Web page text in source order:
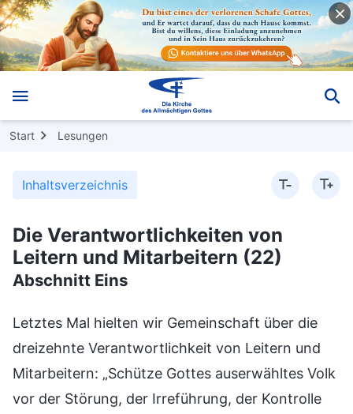
Start Lesungen
Inhaltsverzeichnis
Die Verantwortlichkeiten von
Leitern und Mitarbeitern (22)
Abschnitt Eins
Letztes Mal hielten wir Gemeinschaft über die
dreizehnte Verantwortlichkeit von Leitern und
Mitarbeitern: „Schütze Gottes auserwähltes Volk
vor der Störung, der Irreführung, der Kontrolle